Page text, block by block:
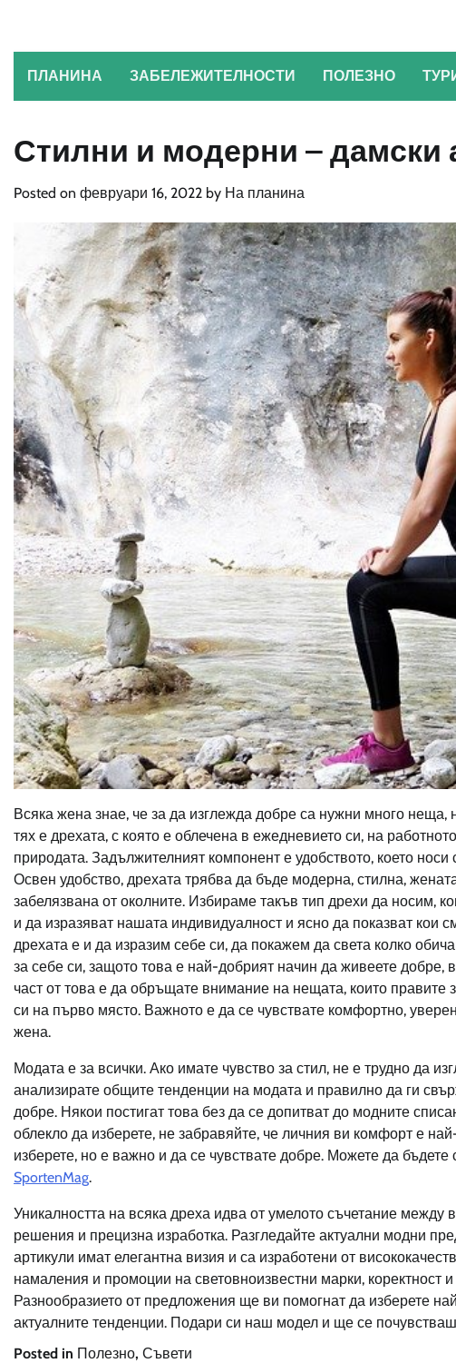
content
ПЛАНИНА
ЗАБЕЛЕЖИТЕЛНОСТИ ПОЛЕЗНО
Стилни и модерни – дамски
Posted on февруари 16, 2022 by На планина
Всяка жена знае, че за да изглежда добре са нужни много
тях е дрехата, с която е облечена в ежедневието си, на
природата. Задължителният компонент е удобството, което
Освен удобство, дрехата трябва да бъде модерна, стилна,
забелязвана от околните. Избираме такъв тип дрехи да носим,
и да изразяват нашата индивидуалност и ясно да показват кои
дрехата е и да изразим себе си, да покажем да света колко
за себе си, защото това е най-добрият начин да живеете
част от това е да обръщате внимание на нещата, които правите
си на първо място. Важното е да се чувствате комфортно,
жена.
Модата е за всички. Ако имате чувство за стил, не е трудно да
анализирате общите тенденции на модата и правилно да ги
добре. Някои постигат това без да се допитват до модните
облекло да изберете, не забравяйте, че личния ви комфорт е
изберете, но е важно и да се чувствате добре. Можете да
SportenMag.
Уникалността на всяка дреха идва от умелото съчетание между
решения и прецизна изработка. Разгледайте актуални модни
артикули имат елегантна визия и са изработени от
намаления и промоции на световноизвестни марки,
Разнообразието от предложения ще ви помогнат да изберете
актуалните тенденции. Подари си наш модел и ще се
Posted in Полезно, Съвети